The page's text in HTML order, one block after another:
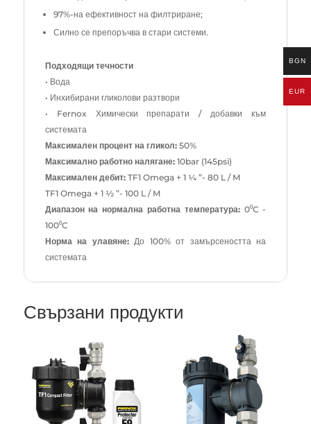
97%-на ефективност на филтриране;
Силно се препоръчва в стари системи.
Подходящи течности
• Вода
• Инхибирани гликолови разтвори
• Fernox Химически препарати / добавки към
системата
Максимален процент на гликол:50%
Максимално работно налягане:10bar (145psi)
Максимален дебит:TF1 Omega + 1 ¼ ”- 80 L / M
TF1 Omega + 1 ½ ”- 100 L / M
Диапазон на нормална работна температура:0⁰C -
100⁰C
Норма на улавяне:До 100% от замърсеността на
системата
Свързани продукти
BGN
EUR